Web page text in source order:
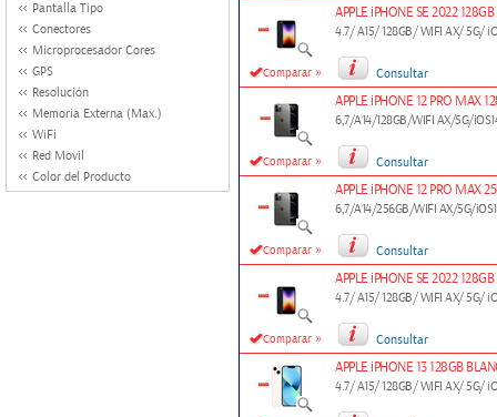
Pantalla Tipo
Conectores
Microprocesador Cores
GPS
Resolución
Memoria Externa (Max.)
WiFi
Red Movil
Color del Producto
Comparar »
APPLE iPHONE SE 2022
4.7/ A15/ 128GB/ WIFI AX/ 5G/
Consultar
Comparar »
APPLE iPHONE 12 PRO MAX
6,7/A14/128GB/WIFI AX/5G/
Consultar
Comparar »
APPLE iPHONE 12 PRO MAX
6,7/A14/256GB/WIFI AX/5G/
Consultar
Comparar »
APPLE iPHONE SE 2022
4.7/ A15/ 128GB/ WIFI AX/ 5G/
Consultar
APPLE iPHONE 13 128GB
4.7/ A15/ 128GB/ WIFI AX/ 5G/